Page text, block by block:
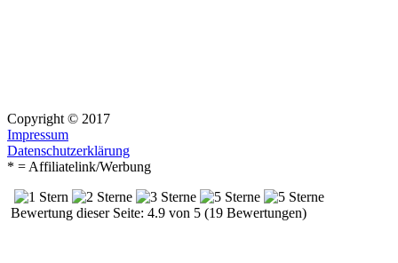
Copyright © 2017
Impressum
Datenschutzerklärung
* = Affiliatelink/Werbung
Bewertung dieser Seite: 4.9 von 5 (19 Bewertungen)